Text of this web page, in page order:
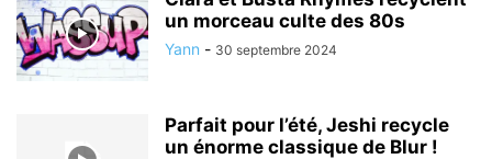
un morceau culte des 80s
Yann - 30 septembre 2024
Parfait pour l’été, Jeshi recycle
un énorme classique de Blur !